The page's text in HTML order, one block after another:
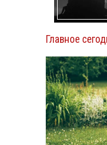
Главное